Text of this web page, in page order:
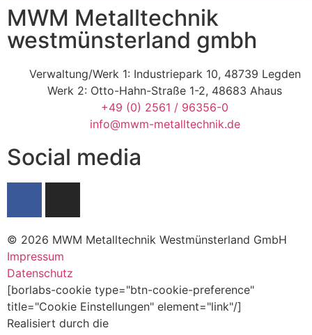
MWM Metalltechnik
westmünsterland gmbh
Verwaltung/Werk 1: Industriepark 10, 48739 Legden
Werk 2: Otto-Hahn-Straße 1-2, 48683 Ahaus
+49 (0) 2561 / 96356-0
info@mwm-metalltechnik.de
Social media
© 2026 MWM Metalltechnik Westmünsterland GmbH
Impressum
Datenschutz
[borlabs-cookie type="btn-cookie-preference"
title="Cookie Einstellungen" element="link"/]
Realisiert durch die